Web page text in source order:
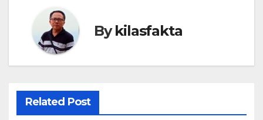
Bykilasfakta
Related Post